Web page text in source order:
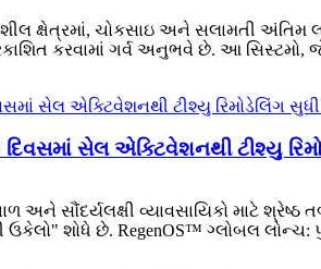
ક્ષેત્રમાં, ચોકસાઇ અને સલામતી
કરવામાં ગર્વ અનુભવે છે. આ
સેલ એક્ટિવેશનથી ટીશ્યુ
સૌંદર્યલક્ષી વ્યાવસાયિકો માટે શ્રેષ્ઠ
શોધે છે. RegenOS™ ગ્લોબલ લોન્ચ: